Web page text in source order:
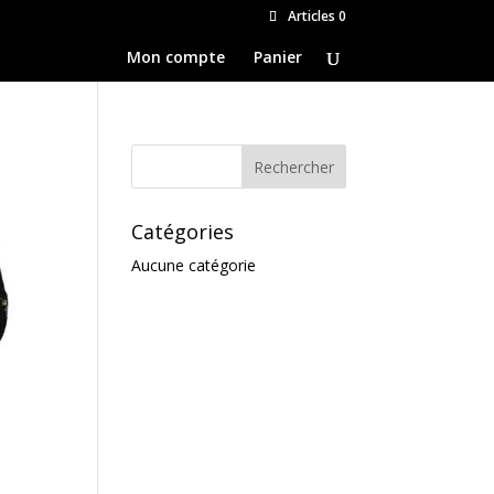
Articles 0
Mon compte Panier
Catégories
Aucune catégorie